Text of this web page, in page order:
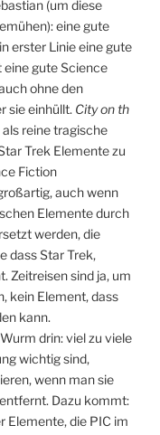
(um diese
eine gute
erster Linie eine gute
eine gute Science
ohne den
sie einhüllt. City on th
reine tragische
Trek Elemente zu
Fiction
auch wenn
Elemente durch
werden, die
dass Star Trek,
Zeitreisen sind ja, um
kein Element, dass
kann.
drin: viel zu viele
wichtig sind,
wenn man sie
Dazu kommt:
Elemente, die PIC im